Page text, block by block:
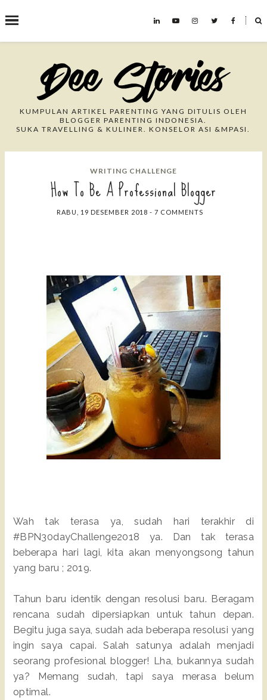
˟
Search This Blog
KUMPULAN ARTIKEL PARENTING YANG DITULIS OLEH
BLOGGER PARENTING INDONESIA.
SUKA TRAVELLING & KULINER. KONSELOR ASI &MPASI.
WRITING CHALLENGE
How To Be A Professional Blogger
RABU, 19 DESEMBER 2018-7 COMMENTS
Wah tak terasa ya, sudah hari terakhir di
#BPN30dayChallenge2018 ya. Dan tak terasa
beberapa hari lagi, kita akan menyongsong tahun
yang baru ; 2019.
Tahun baru identik dengan resolusi baru. Beragam
rencana sudah dipersiapkan untuk tahun depan.
Begitu juga saya, sudah ada beberapa resolusi yang
ingin saya capai. Salah satunya adalah menjadi
seorang profesional blogger! Lha, bukannya sudah
ya? Memang sudah, tapi saya merasa belum
optimal.